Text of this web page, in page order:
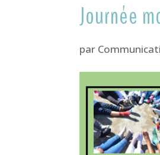
Journée
par